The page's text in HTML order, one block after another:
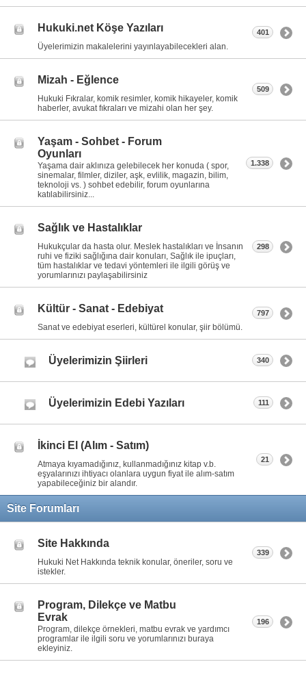
Hukuki.net Köşe Yazıları
Üyelerimizin makalelerini yayınlayabilecekleri alan.
401
Mizah - Eğlence
Hukuki Fıkralar, komik resimler, komik hikayeler, komik
haberler, avukat fıkraları ve mizahi olan her şey.
509
Yaşam - Sohbet - Forum
Oyunları
Yaşama dair aklınıza gelebilecek her konuda ( spor,
sinemalar, filmler, diziler, aşk, evlilik, magazin, bilim,
teknoloji vs. ) sohbet edebilir, forum oyunlarına
katılabilirsiniz...
1.338
Sağlık ve Hastalıklar
Hukukçular da hasta olur. Meslek hastalıkları ve İnsanın
ruhi ve fiziki sağlığına dair konuları, Sağlık ile ipuçları,
tüm hastalıklar ve tedavi yöntemleri ile ilgili görüş ve
yorumlarınızı paylaşabilirsiniz
298
Kültür - Sanat - Edebiyat
Sanat ve edebiyat eserleri, kültürel konular, şiir bölümü.
797
Üyelerimizin Şiirleri 340
Üyelerimizin Edebi Yazıları 111
İkinci El (Alım - Satım)
Atmaya kıyamadığınız, kullanmadığınız kitap v.b.
eşyalarınızı ihtiyacı olanlara uygun fiyat ile alım-satım
yapabileceğiniz bir alandır.
21
Site Forumları
Site Hakkında
Hukuki Net Hakkında teknik konular, öneriler, soru ve
istekler.
339
Program, Dilekçe ve Matbu
Evrak
Program, dilekçe örnekleri, matbu evrak ve yardımcı
programlar ile ilgili soru ve yorumlarınızı buraya
ekleyiniz.
196